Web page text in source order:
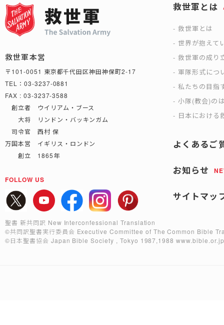
救世軍本営
〒101-0051 東京都千代田区神田神保町2-17
TEL：03-3237-0881
FAX : 03-3237-3588
創立者 ウイリアム・ブース
大将 リンドン・バッキンガム
司令官 西村 保
万国本営 イギリス・ロンドン
創立 1865年
FOLLOW US
救世軍とは
救世軍とは
世界が抱えて
救世軍の成り
軍隊形式につ
私たちの目指
小隊(教会)の
日本における
よくあるご
お知らせ
サイトマッ
聖書 新共同訳 New Interconfessional Translation
©共同訳聖書実行委員会 Executive Committee of The Common Bible
©日本聖書協会 Japan Bible Society , Tokyo 1987,1988www.bible.or.jp